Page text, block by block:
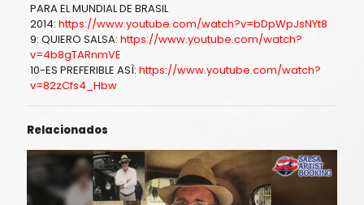
PARA EL MUNDIAL DE BRASIL
2014: https://www.youtube.com/watch?v=bDpWpJsNYt8
9: QUIERO SALSA: https://www.youtube.com/watch?
v=4b8gTARnmVE
10-ES PREFERIBLE ASÌ: https://www.youtube.com/watch?
v=82zCfs4_Hbw
Relacionados